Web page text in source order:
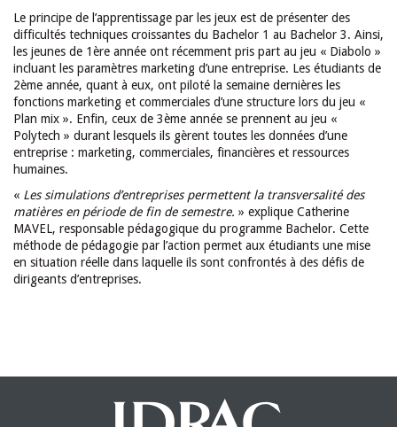
Le principe de l’apprentissage par les jeux est de présenter des
difficultés techniques croissantes du Bachelor 1 au Bachelor 3. Ainsi,
les jeunes de 1ère année ont récemment pris part au jeu « Diabolo »
incluant les paramètres marketing d’une entreprise. Les étudiants de
2ème année, quant à eux, ont piloté la semaine dernières les
fonctions marketing et commerciales d’une structure lors du jeu «
Plan mix ». Enfin, ceux de 3ème année se prennent au jeu «
Polytech » durant lesquels ils gèrent toutes les données d’une
entreprise : marketing, commerciales, financières et ressources
humaines.
« Les simulations d’entreprises permettent la transversalité des
matières en période de fin de semestre. » explique Catherine
MAVEL, responsable pédagogique du programme Bachelor. Cette
méthode de pédagogie par l’action permet aux étudiants une mise
en situation réelle dans laquelle ils sont confrontés à des défis de
dirigeants d’entreprises.